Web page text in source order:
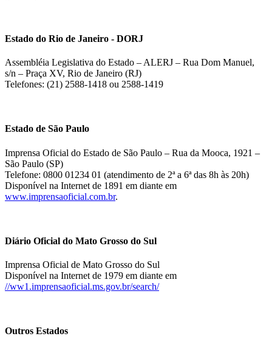
Estado do Rio de Janeiro - DORJ
Assembléia Legislativa do Estado – ALERJ – Rua Dom Manuel,
s/n – Praça XV, Rio de Janeiro (RJ)
Telefones: (21) 2588-1418 ou 2588-1419
Estado de São Paulo
Imprensa Oficial do Estado de São Paulo – Rua da Mooca, 1921 –
São Paulo (SP)
Telefone: 0800 01234 01 (atendimento de 2ª a 6ª das 8h às 20h)
Disponível na Internet de 1891 em diante em
www.imprensaoficial.com.br.
Diário Oficial do Mato Grosso do Sul
Imprensa Oficial de Mato Grosso do Sul
Disponível na Internet de 1979 em diante em
//ww1.imprensaoficial.ms.gov.br/search/
Outros Estados